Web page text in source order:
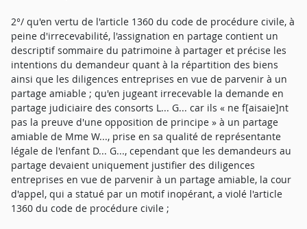
2°/ qu'en vertu de l'article 1360 du code de procédure civile, à
peine d'irrecevabilité, l'assignation en partage contient un
descriptif sommaire du patrimoine à partager et précise les
intentions du demandeur quant à la répartition des biens
ainsi que les diligences entreprises en vue de parvenir à un
partage amiable ; qu'en jugeant irrecevable la demande en
partage judiciaire des consorts L... G... car ils « ne f[aisaie]nt
pas la preuve d'une opposition de principe » à un partage
amiable de Mme W..., prise en sa qualité de représentante
légale de l'enfant D... G..., cependant que les demandeurs au
partage devaient uniquement justifier des diligences
entreprises en vue de parvenir à un partage amiable, la cour
d'appel, qui a statué par un motif inopérant, a violé l'article
1360 du code de procédure civile ;